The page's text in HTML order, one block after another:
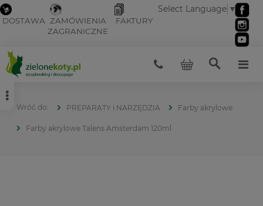
DOSTAWA ZAMÓWIENIA
ZAGRANICZNE
FAKTURY
Select Language ▼
PREPARATY i NARZĘDZIA Farby akrylowe
Farby akrylowe Talens Amsterdam 120ml